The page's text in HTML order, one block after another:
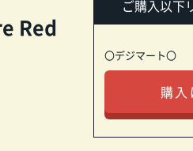
Red
ご購入以下
〇デジマート〇
購入